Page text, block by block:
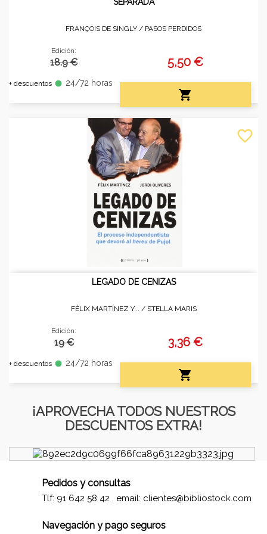
FRANÇOIS DE SINGLY / PASOS PERDIDOS
Edición:
18.9 €
+ descuentos fiber_manual_record 24/72 horas
5,50 €

LEGADO DE CENIZAS
FÉLIX MARTÍNEZ Y... / STELLA MARIS
Edición:
19 €
+ descuentos fiber_manual_record 24/72 horas
3,36 €

favorite_border
¡APROVECHA TODOS NUESTROS
DESCUENTOS EXTRA!
Pedidos y consultas
Tlf: 91 642 58 42 . email: clientes@bibliostock.com
Navegación y pago seguros